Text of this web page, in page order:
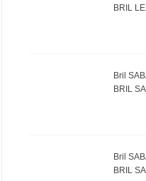
BRIL
Bril
BRIL
Bril
BRIL